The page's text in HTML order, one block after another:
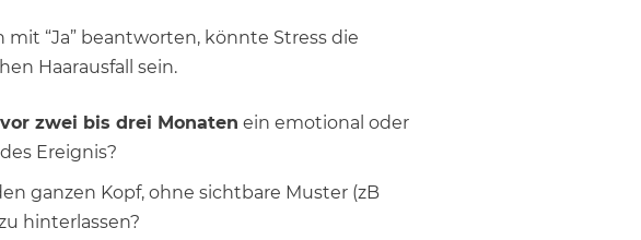
“Ja” beantworten, könnte Stress die
Haarausfall sein.
vor zwei bis drei Monaten ein emotional oder
Ereignis?
ganzen Kopf, ohne sichtbare Muster (zB
hinterlassen?